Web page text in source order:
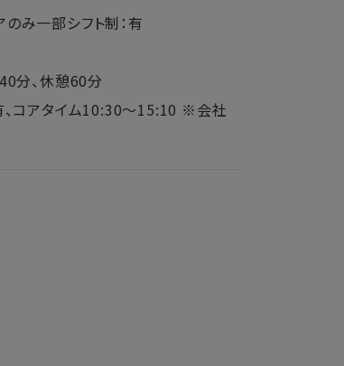
み一部シフト制：有
分、休憩60分
、コアタイム10:30～15:10 ※会社